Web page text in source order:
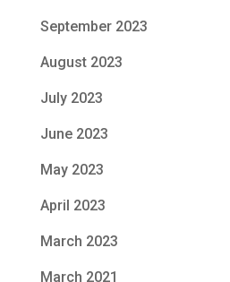
September 2023
August 2023
July 2023
June 2023
May 2023
April 2023
March 2023
March 2021